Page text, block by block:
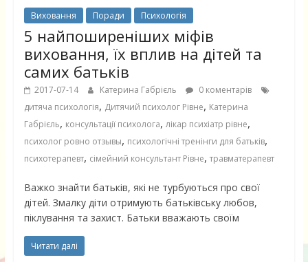
Виховання Поради Психологія
5 найпоширеніших міфів
виховання, їх вплив на дітей та
самих батьків
2017-07-14 Катерина Габрієль
0 коментарів
дитяча психологія, Дитячий психолог Рівне, Катерина
Габрієль, консультації психолога, лікар психіатр рівне,
психолог ровно отзывы, психологічні тренінги для батьків,
психотерапевт, сімейний консультант Рівне, травматерапевт
Важко знайти батьків, які не турбуються про свої
дітей. Змалку діти отримують батьківську любов,
піклування та захист. Батьки вважають своїм
Читати далі